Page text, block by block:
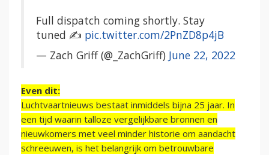
Full dispatch coming shortly. Stay
tuned ✍️ pic.twitter.com/2PnZD8p4jB
— Zach Griff (@_ZachGriff) June 22, 2022
Even dit:
Luchtvaartnieuws bestaat inmiddels bijna 25 jaar. In
een tijd waarin talloze vergelijkbare bronnen en
nieuwkomers met veel minder historie om aandacht
schreeuwen, is het belangrijk om betrouwbare